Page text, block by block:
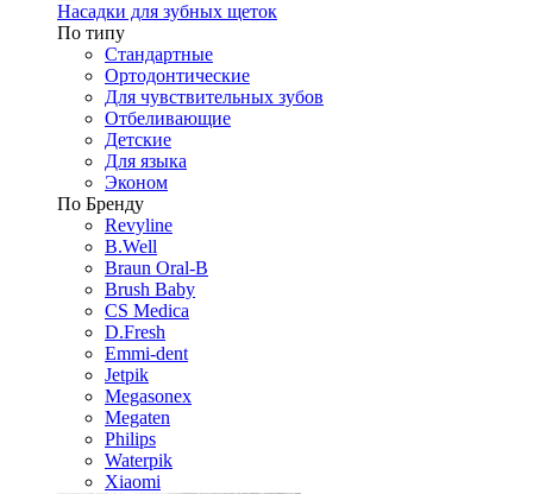
Насадки для зубных щеток
По типу
Стандартные
Ортодонтические
Для чувствительных зубов
Отбеливающие
Детские
Для языка
Эконом
По Бренду
Revyline
B.Well
Braun Oral-B
Brush Baby
CS Medica
D.Fresh
Emmi-dent
Jetpik
Megasonex
Megaten
Philips
Waterpik
Xiaomi